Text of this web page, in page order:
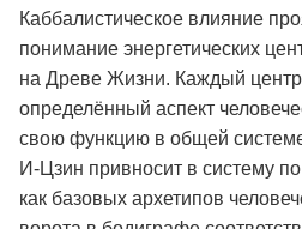
Каббалистическое влияние
понимание энергетических
на Древе Жизни. Каждый центр
определённый аспект
свою функцию в общей
И-Цзин привносит в систему
как базовых архетипов